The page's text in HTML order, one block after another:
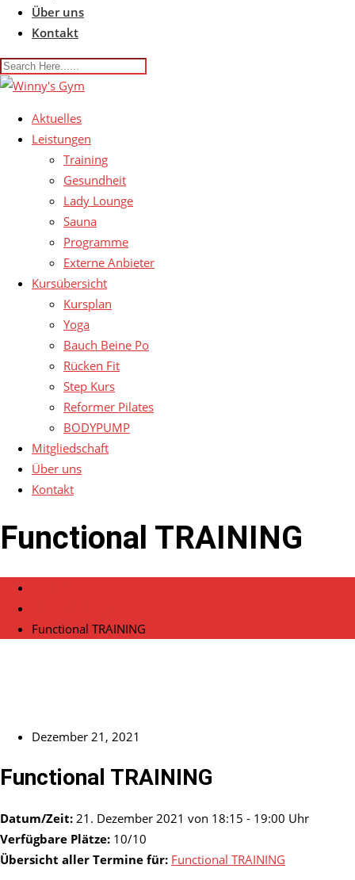
Über uns
Kontakt
Aktuelles
Leistungen
Training
Gesundheit
Lady Lounge
Sauna
Programme
Externe Anbieter
Kursübersicht
Kursplan
Yoga
Bauch Beine Po
Rücken Fit
Step Kurs
Reformer Pilates
BODYPUMP
Mitgliedschaft
Über uns
Kontakt
Functional TRAINING
Functional TRAINING
Dezember 21, 2021
Functional TRAINING
Datum/Zeit: 21. Dezember 2021 von 18:15 - 19:00 Uhr
Verfügbare Plätze: 10/10
Übersicht aller Termine für: Functional TRAINING